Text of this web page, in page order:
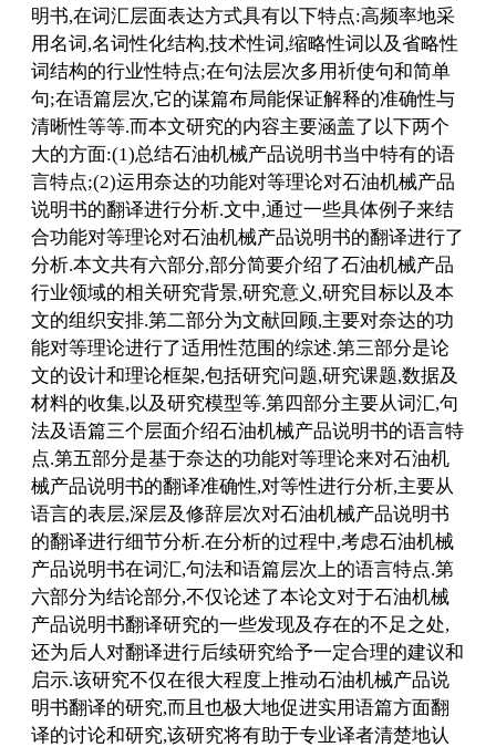
明书,在词汇层面表达方式具有以下特点:高频率地采
用名词,名词性化结构,技术性词,缩略性词以及省略性
词结构的行业性特点;在句法层次多用祈使句和简单
句;在语篇层次,它的谋篇布局能保证解释的准确性与
清晰性等等.而本文研究的内容主要涵盖了以下两个
大的方面:(1)总结石油机械产品说明书当中特有的语
言特点;(2)运用奈达的功能对等理论对石油机械产品
说明书的翻译进行分析.文中,通过一些具体例子来结
合功能对等理论对石油机械产品说明书的翻译进行了
分析.本文共有六部分,部分简要介绍了石油机械产品
行业领域的相关研究背景,研究意义,研究目标以及本
文的组织安排.第二部分为文献回顾,主要对奈达的功
能对等理论进行了适用性范围的综述.第三部分是论
文的设计和理论框架,包括研究问题,研究课题,数据及
材料的收集,以及研究模型等.第四部分主要从词汇,句
法及语篇三个层面介绍石油机械产品说明书的语言特
点.第五部分是基于奈达的功能对等理论来对石油机
械产品说明书的翻译准确性,对等性进行分析,主要从
语言的表层,深层及修辞层次对石油机械产品说明书
的翻译进行细节分析.在分析的过程中,考虑石油机械
产品说明书在词汇,句法和语篇层次上的语言特点.第
六部分为结论部分,不仅论述了本论文对于石油机械
产品说明书翻译研究的一些发现及存在的不足之处,
还为后人对翻译进行后续研究给予一定合理的建议和
启示.该研究不仅在很大程度上推动石油机械产品说
明书翻译的研究,而且也极大地促进实用语篇方面翻
译的讨论和研究,该研究将有助于专业译者清楚地认